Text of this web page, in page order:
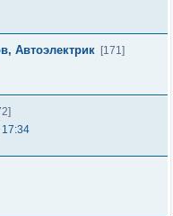
Автоэлектрик [171]
17:34